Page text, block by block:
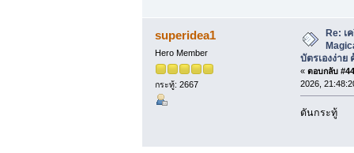
superidea1
Hero Member
กระทู้: 2667
Re: เ
บัตรเองง่าย
« ตอบกลับ
2026,
ดันกระทู้